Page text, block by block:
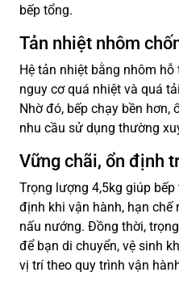
bếp tổng.
Tản nhiệt nhôm
Hệ tản nhiệt bằng nhôm
nguy cơ quá nhiệt và quá
Nhờ đó, bếp chạy bền
nhu cầu sử dụng thường
Vững chãi, ổn định
Trọng lượng 4,5kg giúp
định khi vận hành, hạn
nấu nướng. Đồng thời,
để bạn di chuyển, vệ sinh
vị trí theo quy trình vận